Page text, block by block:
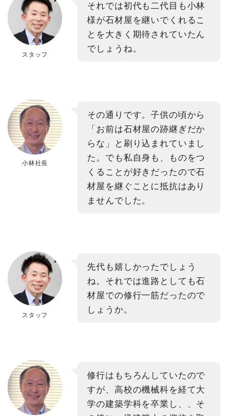
スタッフ
それでは初代も二代目も小林
様が石材屋を継いでくれるこ
とを大きく期待されていたん
でしょうね。
小林社長
その通りです。子供の頃から
「お前は石材屋の跡継ぎだか
らな」と刷り込まれていまし
た。でも私自身も、ものをつ
くることが好きだったので石
材屋を継ぐことに抵抗はあり
ませんでした。
スタッフ
先代も嬉しかったでしょう
ね。それでは進路としても石
材屋での修行一筋だったので
しょうか。
修行はもちろんしていたので
すが、高校の機械科を経て大
学の建築学科を卒業し、、そ